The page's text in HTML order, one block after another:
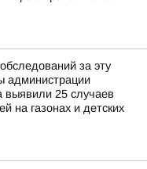
за эту
администрации
выявили 25 случаев
на газонах и детских